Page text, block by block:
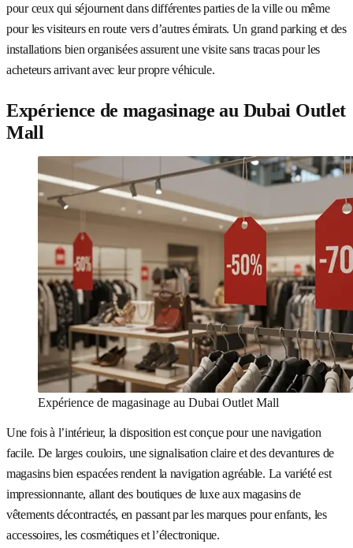
pour ceux qui séjournent dans différentes parties de la ville ou même
pour les visiteurs en route vers d’autres émirats. Un grand parking et des
installations bien organisées assurent une visite sans tracas pour les
acheteurs arrivant avec leur propre véhicule.
Expérience de magasinage au Dubai Outlet
Mall
Expérience de magasinage au Dubai Outlet Mall
Une fois à l’intérieur, la disposition est conçue pour une navigation
facile. De larges couloirs, une signalisation claire et des devantures de
magasins bien espacées rendent la navigation agréable. La variété est
impressionnante, allant des boutiques de luxe aux magasins de
vêtements décontractés, en passant par les marques pour enfants, les
accessoires, les cosmétiques et l’électronique.